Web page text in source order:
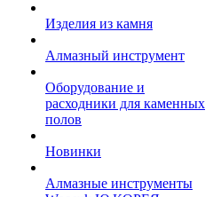
Изделия из камня
Алмазный инструмент
Оборудование и
расходники для каменных
полов
Новинки
Алмазные инструменты